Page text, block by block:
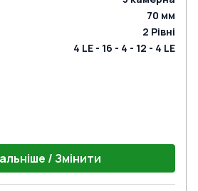
70 мм
2 Рівні
4 LE - 16 - 4 - 12 - 4 LE
/ Змінити